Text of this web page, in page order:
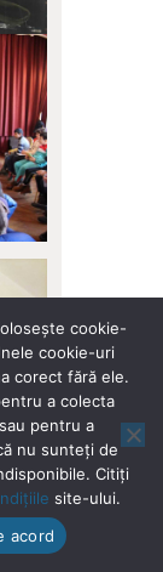
cookie-
cookie-uri
corect fără ele.
a colecta
pentru a
nu sunteți de
Citiți
site-ului.
acord